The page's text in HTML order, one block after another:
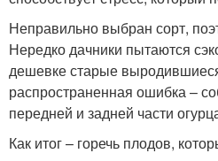
Неправильно выбран сорт,
Нередко дачники пытаются
дешевке старые
распространенная ошибка –
передней и задней части
Как итог – горечь плодов,